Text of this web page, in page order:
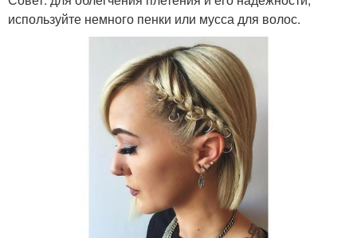
используйте немного пенки или мусса для волос.